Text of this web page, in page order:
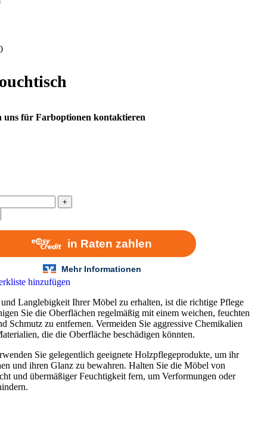
uns für Farboptionen kontaktieren
hinzufügen
Langlebigkeit Ihrer Möbel zu erhalten, ist die richtige Pflege
Sie die Oberflächen regelmäßig mit einem weichen, feuchten
Schmutz zu entfernen. Vermeiden Sie aggressive Chemikalien
die die Oberfläche beschädigen könnten.
Sie gelegentlich geeignete Holzpflegeprodukte, um ihr
und ihren Glanz zu bewahren. Halten Sie die Möbel von
und übermäßiger Feuchtigkeit fern, um Verformungen oder